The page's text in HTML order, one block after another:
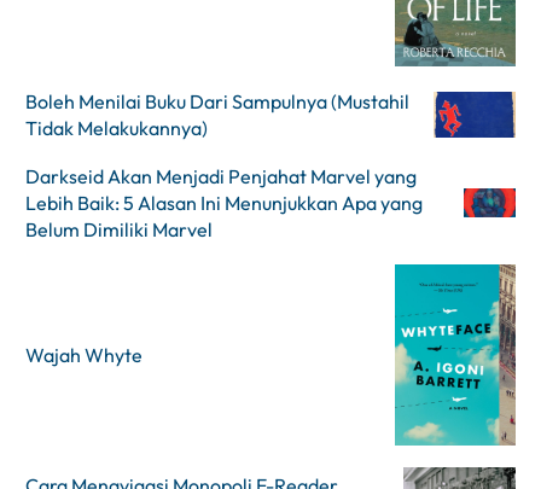
Boleh Menilai Buku Dari Sampulnya (Mustahil
Tidak Melakukannya)
Darkseid Akan Menjadi Penjahat Marvel yang
Lebih Baik: 5 Alasan Ini Menunjukkan Apa yang
Belum Dimiliki Marvel
Wajah Whyte